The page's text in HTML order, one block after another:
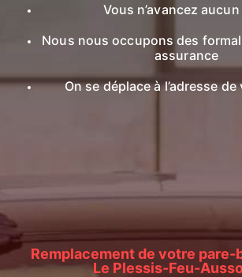
Vous n’avancez
Nous nous occupons des
assurance
On se déplace à l’adresse
Remplacement de votre pare-
Le Plessis-Feu-